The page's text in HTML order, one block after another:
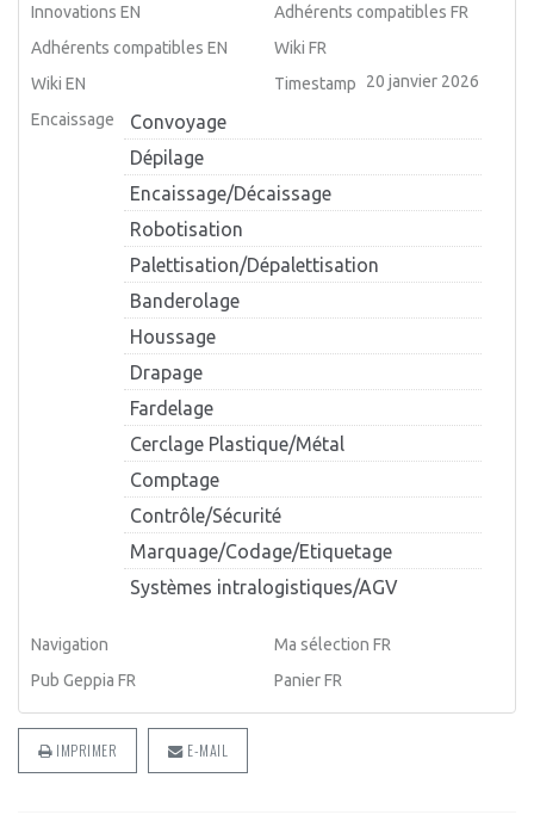
Innovations EN
Adhérents compatibles FR
Adhérents compatibles EN
Wiki FR
Wiki EN
Timestamp
20 janvier 2026
Encaissage
Convoyage
Dépilage
Encaissage/Décaissage
Robotisation
Palettisation/Dépalettisation
Banderolage
Houssage
Drapage
Fardelage
Cerclage Plastique/Métal
Comptage
Contrôle/Sécurité
Marquage/Codage/Etiquetage
Systèmes intralogistiques/AGV
Navigation
Ma sélection FR
Pub Geppia FR
Panier FR
IMPRIMER E-MAIL